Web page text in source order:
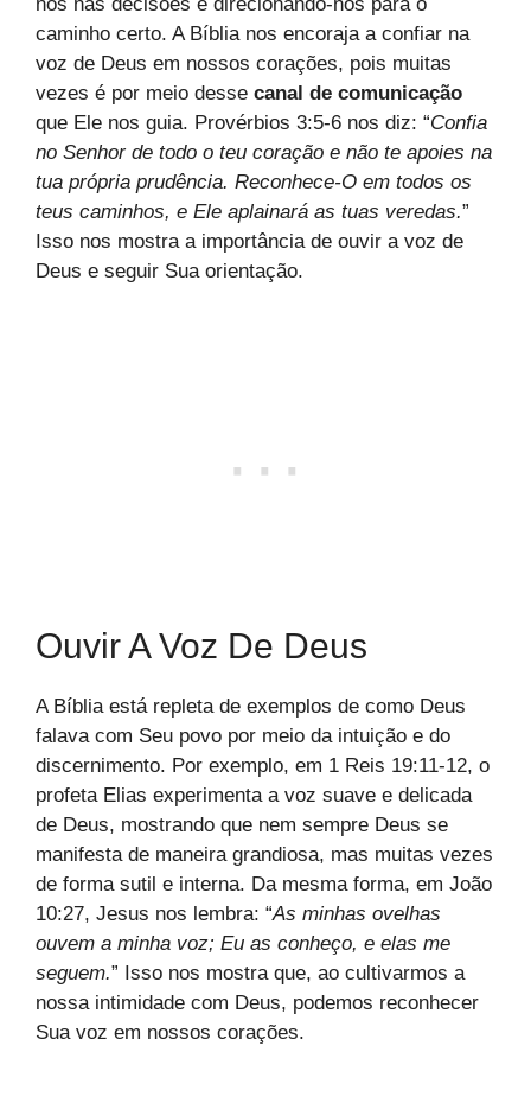
caminho certo. A Bíblia nos encoraja a confiar na
voz de Deus em nossos corações, pois muitas
vezes é por meio desse canal de comunicação
que Ele nos guia. Provérbios 3:5-6 nos diz: “Confia
no Senhor de todo o teu coração e não te apoies na
tua própria prudência. Reconhece-O em todos os
teus caminhos, e Ele aplainará as tuas veredas.”
Isso nos mostra a importância de ouvir a voz de
Deus e seguir Sua orientação.
Ouvir A Voz De Deus
A Bíblia está repleta de exemplos de como Deus
falava com Seu povo por meio da intuição e do
discernimento. Por exemplo, em 1 Reis 19:11-12, o
profeta Elias experimenta a voz suave e delicada
de Deus, mostrando que nem sempre Deus se
manifesta de maneira grandiosa, mas muitas vezes
de forma sutil e interna. Da mesma forma, em João
10:27, Jesus nos lembra: “As minhas ovelhas
ouvem a minha voz; Eu as conheço, e elas me
seguem.” Isso nos mostra que, ao cultivarmos a
nossa intimidade com Deus, podemos reconhecer
Sua voz em nossos corações.